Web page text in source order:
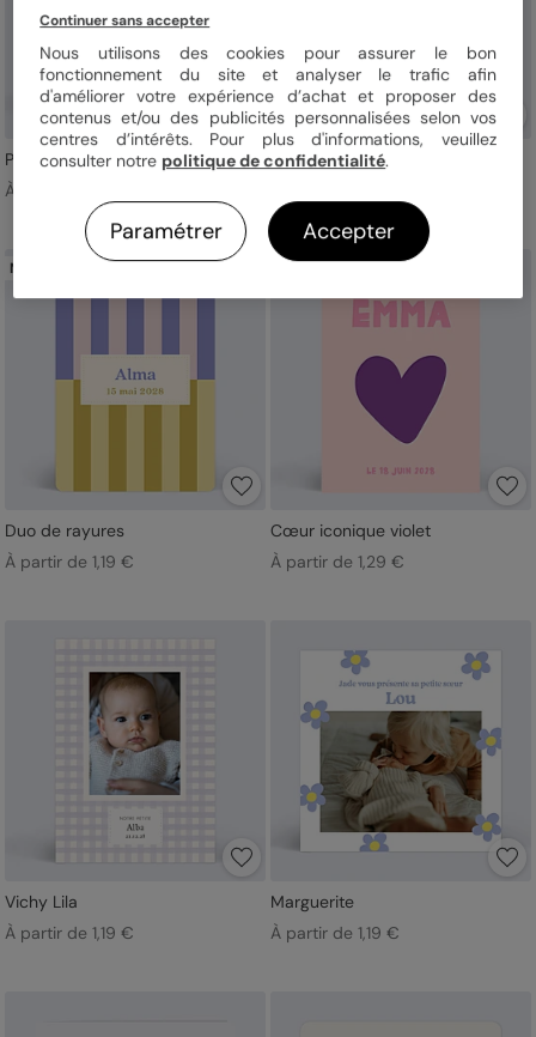
Passeport
À partir de 1,29 €
Motif Coeur Lilas
Nouveau
Duo de rayures
À partir de 1,19 €
Nouveau
Cœur iconique violet
À partir de 1,29 €
Vichy Lila
À partir de 1,19 €
Marguerite
À partir de 1,19 €
Continuer sans accepter
Nous utilisons des cookies pour assurer le bon
fonctionnement du site et analyser le trafic afin
d'améliorer votre expérience d’achat et proposer des
contenus et/ou des publicités personnalisées selon vos
centres d’intérêts. Pour plus d'informations, veuillez
consulter notre politique de confidentialité.
Paramétrer Accepter